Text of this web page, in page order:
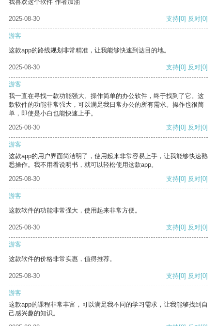
我喜欢这个软件 作者加油
2025-08-30 支持[0] 反对[0]
游客
这款app的路线规划非常精准，让我能够快速到达目的地。
2025-08-30 支持[0] 反对[0]
游客
我一直在寻找一款功能强大、操作简单的办公软件，终于找到了它。这
款软件的功能非常强大，可以满足我日常办公的所有需求。操作也很简
单，即使是小白也能快速上手。
2025-08-30
支持[0] 反对[0]
游客
这款app的用户界面简洁明了，使用起来非常容易上手，让我能够快速熟
悉操作。我不用看说明书，就可以轻松使用这款app。
2025-08-30
支持[0] 反对[0]
游客
这款软件的功能非常强大，使用起来非常方便。
2025-08-30 支持[0] 反对[0]
游客
这款软件的价格非常实惠，值得推荐。
2025-08-30 支持[0] 反对[0]
游客
这款app的课程非常丰富，可以满足我不同的学习需求，让我能够找到自
己感兴趣的知识。